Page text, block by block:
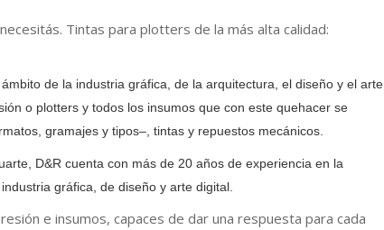
Tintas para plotters de la más alta calidad:
de la industria gráfica, de la arquitectura, el diseño y el arte
o plotters y todos los insumos que con este quehacer se
gramajes y tipos–, tintas y repuestos mecánicos.
D&R cuenta con más de 20 años de experiencia en la
gráfica, de diseño y arte digital.
e insumos, capaces de dar una respuesta para cada